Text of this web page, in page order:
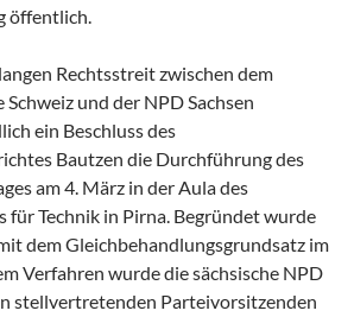
öffentlich.
Rechtsstreit zwischen dem
Schweiz und der NPD Sachsen
ein Beschluss des
Bautzen die Durchführung des
am 4. März in der Aula des
für Technik in Pirna. Begründet wurde
dem Gleichbehandlungsgrundsatz im
Verfahren wurde die sächsische NPD
stellvertretenden Parteivorsitzenden